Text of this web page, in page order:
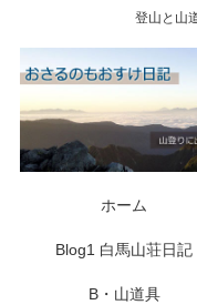
登山と山
ホーム
Blog1 白馬山荘日記
B・山道具